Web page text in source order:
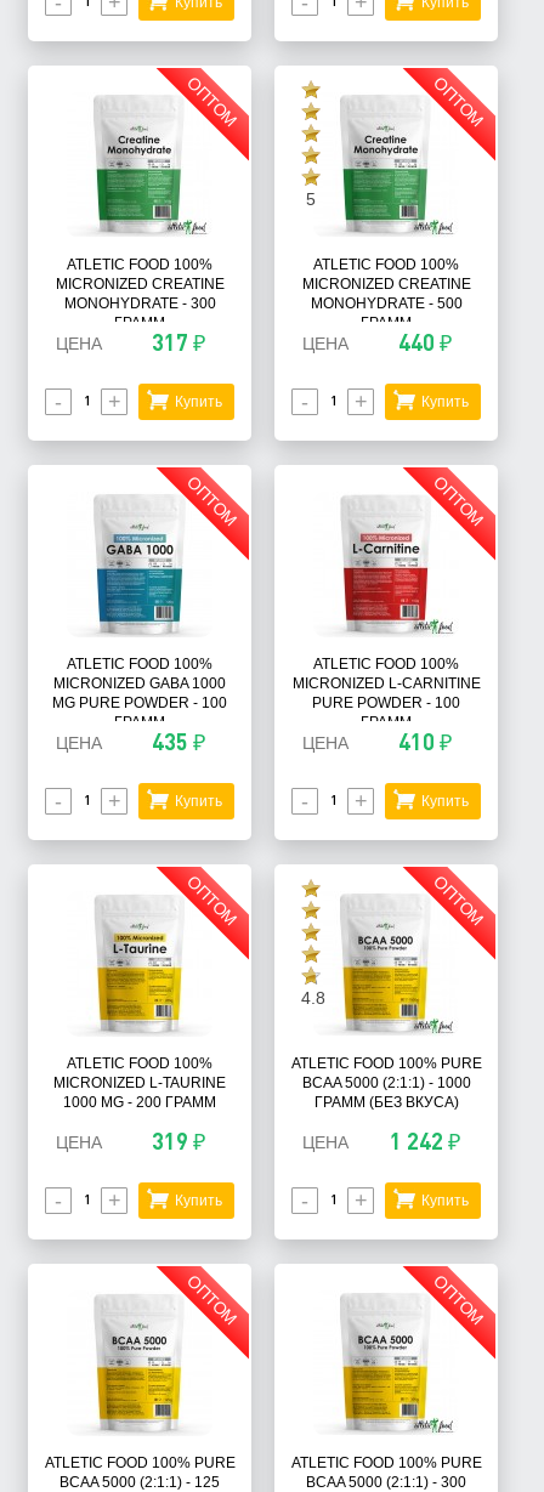
ОПТОМ
ATLETIC FOOD 100%
MICRONIZED CREATINE
MONOHYDRATE - 300
ГРАММ
ЦЕНА 317 ₽
- + Купить
ОПТОМ
5
ATLETIC FOOD 100%
MICRONIZED CREATINE
MONOHYDRATE - 500
ГРАММ
ЦЕНА 440 ₽
- + Купить
ОПТОМ
ATLETIC FOOD 100%
MICRONIZED GABA 1000
MG PURE POWDER - 100
ГРАММ
ЦЕНА 435 ₽
- + Купить
ОПТОМ
ATLETIC FOOD 100%
MICRONIZED L-CARNITINE
PURE POWDER - 100
ГРАММ
ЦЕНА 410 ₽
- + Купить
ОПТОМ
ATLETIC FOOD 100%
MICRONIZED L-TAURINE
1000 MG - 200 ГРАММ
ЦЕНА 319 ₽
- + Купить
ОПТОМ
4.8
ATLETIC FOOD 100% PURE
BCAA 5000 (2:1:1) - 1000
ГРАММ (БЕЗ ВКУСА)
ЦЕНА 1 242 ₽
- + Купить
ОПТОМ
ATLETIC FOOD 100% PURE
BCAA 5000 (2:1:1) - 125
ОПТОМ
ATLETIC FOOD 100% PURE
BCAA 5000 (2:1:1) - 300